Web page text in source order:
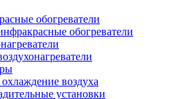
обогреватели
обогреватели
воздуха
установки